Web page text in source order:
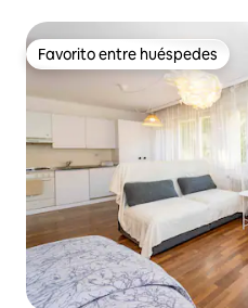
Favorito entre huéspedes
Favorito entre huéspedes